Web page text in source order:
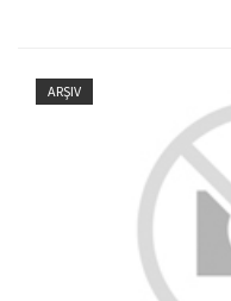
ARŞIV